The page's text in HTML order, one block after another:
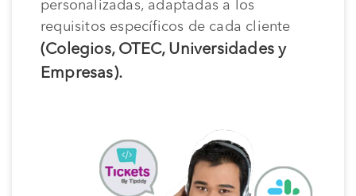
personalizadas, adaptadas a los
requisitos específicos de cada cliente
(Colegios, OTEC, Universidades y
Empresas).